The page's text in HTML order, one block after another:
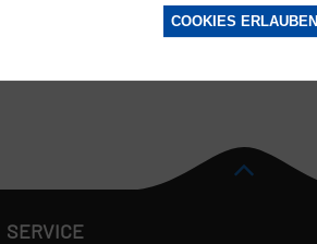
17. Aug. 2026COOKIES ERLAUBEN
SERVICE